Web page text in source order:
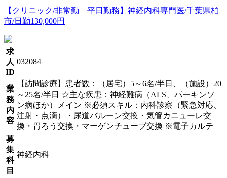
【クリニック/非常勤 平日勤務】神経内科専門医/千葉県柏
市/日勤130,000円
求
人
ID
032084
業
務
内
容
【訪問診療】患者数：（居宅）5～6名/半日、（施設）20
～25名/半日 ☆主な疾患：神経難病（ALS、パーキンソ
ン病ほか）メイン ※必須スキル：内科診察（緊急対応、
注射・点滴）・尿道バルーン交換・気管カニューレ交
換・胃ろう交換・マーゲンチューブ交換 ※電子カルテ
募
集
科
目
神経内科